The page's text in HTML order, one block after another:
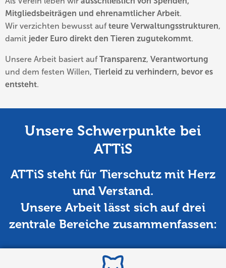
Mitgliedsbeiträgen und ehrenamtlicher Arbeit.
Wir verzichten bewusst aufteure Verwaltungsstrukturen,
damit jeder Euro direkt den Tieren zugutekommt.
Unsere Arbeit basiert aufTransparenz, Verantwortung
und dem festen Willen, Tierleid zu verhindern, bevor es
entsteht.
Unsere Schwerpunkte bei
ATTiS
ATTiS steht für Tierschutz mit Herz
und Verstand.
Unsere Arbeit lässt sich auf drei
zentrale Bereiche zusammenfassen: